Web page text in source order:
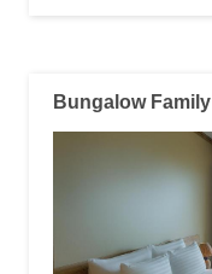
Bungalow Family